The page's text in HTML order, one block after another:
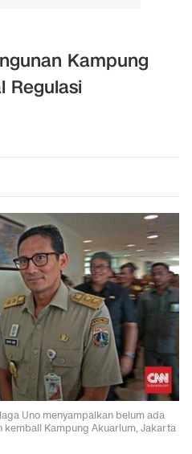
Kampung
Regulasi
Uno menyampaikan belum ada
kembali Kampung Akuarium, Jakarta